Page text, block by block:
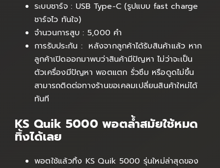
ระบบชาร์จ : USB Type-C (รูปแบบ fast charge
ชาร์จไว ทันใจ)
จำนวนการสูบ : 5,000 คำ
การรับประกัน : หลังจากลูกค้าได้รับสินค้าแล้ว หาก
ลูกค้าเปิดออกมาพบว่าสินค้ามีปัญหา ไม่ว่าจะเป็น
ตัวเครื่องมีปัญหา พอตแตก รั่วซึม หรือดูดไม่ขึ้น
สามารถติดต่อทางร้านขอเคลมเปลี่ยนสินค้าใหม่ได้
ทันที
KS Quik 5000 พอตล้ำสมัยใช้หมด
ทิ้งได้เลย
พอตใช้แล้วทิ้ง KS Quik 5000 รุ่นใหม่ล่าสุดของ